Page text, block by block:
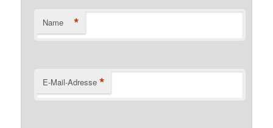
Name *
E-Mail-Adresse *